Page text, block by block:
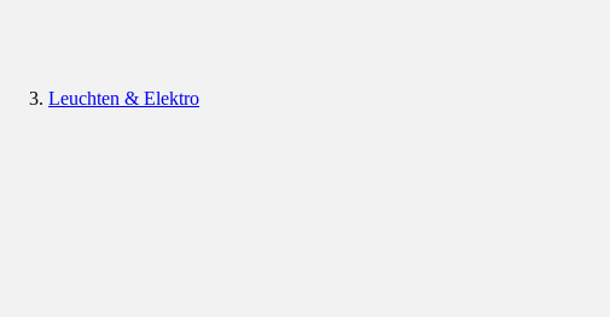
Leuchten & Elektro